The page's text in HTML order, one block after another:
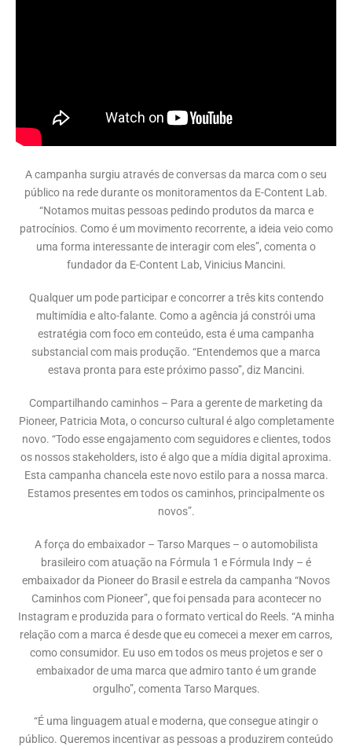
A campanha surgiu através de conversas da marca com o seu
público na rede durante os monitoramentos da E-Content Lab.
“Notamos muitas pessoas pedindo produtos da marca e
patrocínios. Como é um movimento recorrente, a ideia veio como
uma forma interessante de interagir com eles”, comenta o
fundador da E-Content Lab, Vinicius Mancini.
Qualquer um pode participar e concorrer a três kits contendo
multimídia e alto-falante. Como a agência já constrói uma
estratégia com foco em conteúdo, esta é uma campanha
substancial com mais produção. “Entendemos que a marca
estava pronta para este próximo passo”, diz Mancini.
Compartilhando caminhos – Para a gerente de marketing da
Pioneer, Patricia Mota, o concurso cultural é algo completamente
novo. “Todo esse engajamento com seguidores e clientes, todos
os nossos stakeholders, isto é algo que a mídia digital aproxima.
Esta campanha chancela este novo estilo para a nossa marca.
Estamos presentes em todos os caminhos, principalmente os
novos”.
A força do embaixador – Tarso Marques – o automobilista
brasileiro com atuação na Fórmula 1 e Fórmula Indy – é
embaixador da Pioneer do Brasil e estrela da campanha “Novos
Caminhos com Pioneer”, que foi pensada para acontecer no
Instagram e produzida para o formato vertical do Reels. “A minha
relação com a marca é desde que eu comecei a mexer em carros,
como consumidor. Eu uso em todos os meus projetos e ser o
embaixador de uma marca que admiro tanto é um grande
orgulho”, comenta Tarso Marques.
“É uma linguagem atual e moderna, que consegue atingir o
público. Queremos incentivar as pessoas a produzirem conteúdo